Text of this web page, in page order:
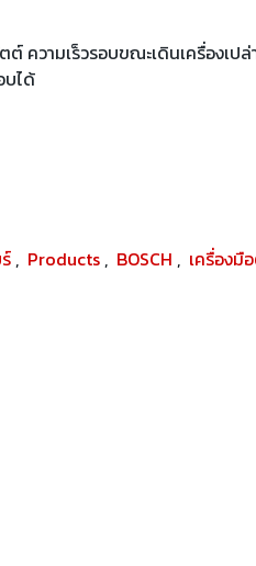
ต์ ความเร็วรอบขณะเดินเครื่องเป
ได้
, Products , BOSCH , เครื่อง